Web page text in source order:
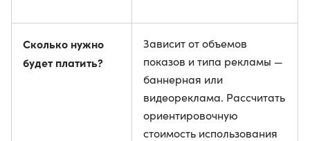
Сколько нужно
будет платить?
Зависит от объемов
показов и типа рекламы —
баннерная или
видеореклама. Рассчитать
ориентировочную
стоимость использования